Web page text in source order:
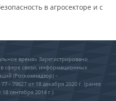
в агросекторе и с
время» Зарегистрировано
сфере связи, информационных
(Роскомнадзор) –
79627 от 18 декабря 2020 г. (ранее
сентября 2014 г.)